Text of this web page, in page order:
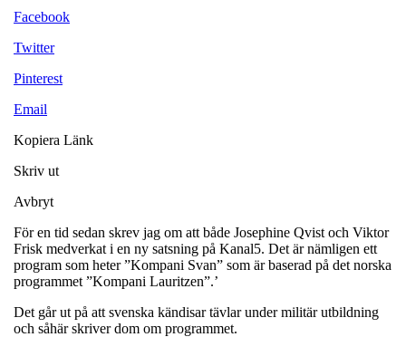
Facebook
Twitter
Pinterest
Email
Kopiera Länk
Skriv ut
Avbryt
För en tid sedan skrev jag om att både Josephine Qvist och Viktor
Frisk medverkat i en ny satsning på Kanal5. Det är nämligen ett
program som heter ”Kompani Svan” som är baserad på det norska
programmet ”Kompani Lauritzen”.’
Det går ut på att svenska kändisar tävlar under militär utbildning
och såhär skriver dom om programmet.